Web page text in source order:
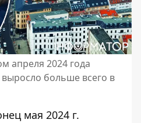
апреля 2024 года
больше всего в
мая 2024 г.